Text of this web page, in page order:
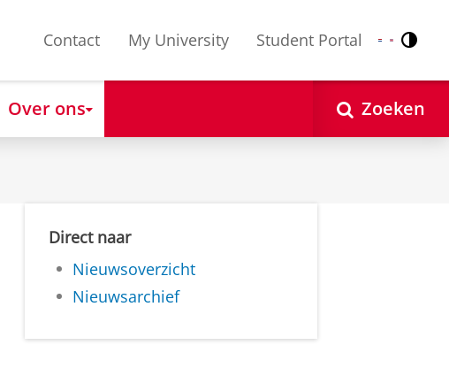
Contact My University Student Portal Nederlands
English
Over ons Zoeken
Direct naar
Nieuwsoverzicht
Nieuwsarchief